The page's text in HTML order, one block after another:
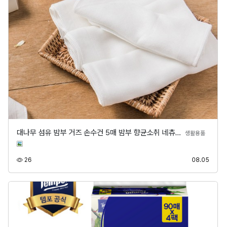
대나무 섬유 밤부 거즈 손수건 5매 밤부 향균소취 네츄… 생활용품분류
26 08.05